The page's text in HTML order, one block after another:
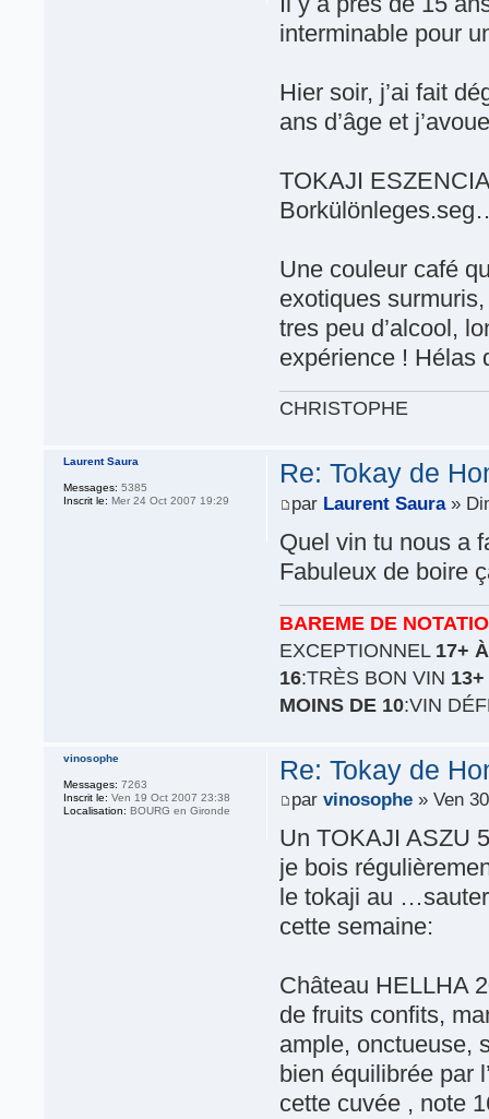
interminable pour
Hier soir, j’ai fait
ans d’âge et
TOKAJI
Une couleur café
exotiques
tres peu d’alcool,
expérience ! Hélas
CHRISTOPHE
Re: Tokay de
par Laurent Saura»
Quel vin tu nous a
Fabuleux de boire
BAREME DE
EXCEPTIONNEL 17+
16:TRÈS BON VIN
MOINS DE 10:VIN
Laurent Saura
Messages: 5385
Inscrit le: Mer 24 Oct 2007 19:29
Re: Tokay de
parvinosophe » Ven
Un TOKAJI ASZU
je bois
le tokaji au
cette semaine:
Château HELLHA
de fruits confits,
ample, onctueuse,
bien équilibrée par
cette cuvée , note
vinosophe
Messages: 7263
Inscrit le: Ven 19 Oct 2007 23:38
Localisation: BOURG en Gironde